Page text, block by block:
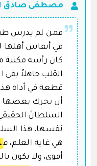
مصطفى صادق
فمن لم يدرس
في أنفاس أهلها
كان رأسه مكتبة
القلب جاهلاً بقي
قطعة في أداة
أن تحرك بعضها
السلطانَ
نفسها، هذا
هي غاية العلم، ف
أقوى، ولا يكون